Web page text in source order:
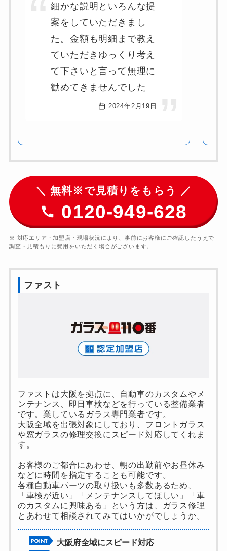
細かな説明といろんな提
案をしていただきまし
た。金額も明細まで教え
ていただきゆっくり考え
て下さいと言って無理に
勧めてきませんでした
2024年2月19日
＼ 無料※で見積りをもらう ／
0120-949-628
※ 対応エリア・加盟店・現場状況により、事前にお客様にご確認したうえで
調査・見積もりに費用をいただく場合がございます。
ファスト
ファストは大阪を拠点に、自動車のカスタムやメ
ンテナンス、即日車検などを行っている整備業者
です。業しているガラス専門業者です。
大阪全域を出張対象にしており、フロントガラス
や窓ガラスの修理交換にスピード対応してくれま
す。
お客様のご都合にあわせ、朝の出勤前やお昼休み
などに時間を指定することも可能です。
各種自動車パーツの取り扱いも多数あるため、
「車検が近い」「メンテナンスしてほしい」「車
のカスタムに興味ある」という方は、ガラス修理
とあわせて相談されてみてはいかがでしょうか。
大阪府全域にスピード対応